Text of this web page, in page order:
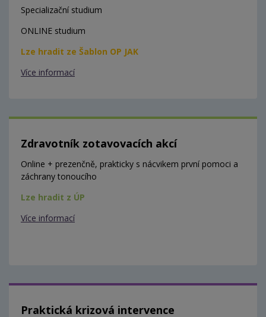
Specializační studium
ONLINE studium
Lze hradit ze Šablon OP JAK
Více informací
Zdravotník zotavovacích akcí
Online + prezenčně, prakticky s nácvikem první pomoci a
záchrany tonoucího
Lze hradit z ÚP
Více informací
Praktická krizová intervence